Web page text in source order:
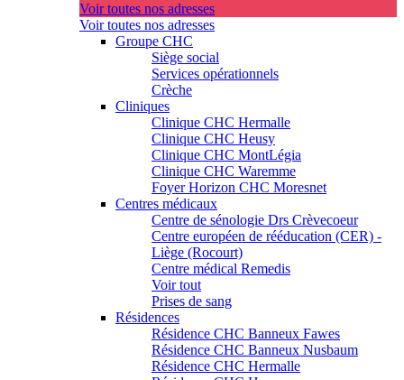
Voir toutes nos adresses
Voir toutes nos adresses
Groupe CHC
Siège social
Services opérationnels
Crèche
Cliniques
Clinique CHC Hermalle
Clinique CHC Heusy
Clinique CHC MontLégia
Clinique CHC Waremme
Foyer Horizon CHC Moresnet
Centres médicaux
Centre de sénologie Drs Crèvecoeur
Centre européen de rééducation (CER) -
Liège (Rocourt)
Centre médical Remedis
Voir tout
Prises de sang
Résidences
Résidence CHC Banneux Fawes
Résidence CHC Banneux Nusbaum
Résidence CHC Hermalle